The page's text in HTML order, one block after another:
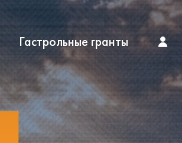
Гастрольные гранты